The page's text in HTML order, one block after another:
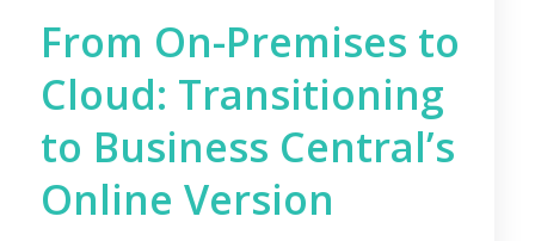
From On-Premises to
Cloud: Transitioning
to Business Central’s
Online Version